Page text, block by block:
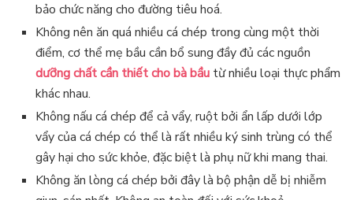
bảo chức năng cho đường tiêu hoá.
Không nên ăn quá nhiều cá chép trong cùng một thời
điểm, cơ thể mẹ bầu cần bổ sung đầy đủ các nguồn
dưỡng chất cần thiết cho bà bầu từ nhiều loại thực phẩm
khác nhau.
Không nấu cá chép để cả vẩy, ruột bởi ẩn lấp dưới lớp
vẩy của cá chép có thể là rất nhiều ký sinh trùng có thể
gây hại cho sức khỏe, đặc biệt là phụ nữ khi mang thai.
Không ăn lòng cá chép bởi đây là bộ phận dễ bị nhiễm